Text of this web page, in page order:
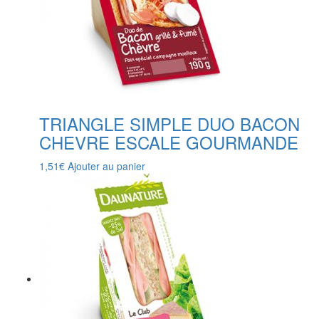
TRIANGLE SIMPLE DUO BACON
CHEVRE ESCALE GOURMANDE
1,51€ Ajouter au panier